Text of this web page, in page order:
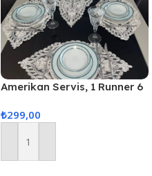
Amerikan Servis, 1 Runner 6
Masa Örtüsü Seti, Servis
₺299,00
Sepete Ekle